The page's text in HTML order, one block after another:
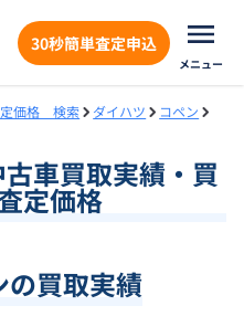
30秒簡単査定申込
メニュー
定価格 検索 ダイハツ
コペン
車買取実績・買
定価格
の買取実績